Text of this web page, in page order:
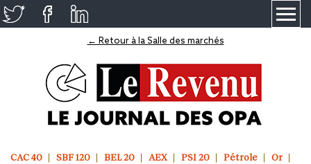
← Retour à la Salle des marchés
CAC 40 SBF 120 BEL 20 AEX PSI 20 Pétrole
Or